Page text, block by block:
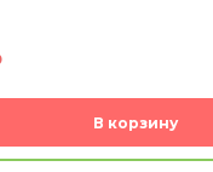
В корзину